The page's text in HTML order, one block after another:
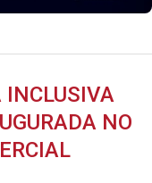
INCLUSIVA
NO